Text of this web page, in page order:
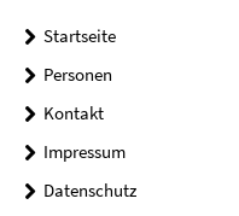
Startseite
Personen
Kontakt
Impressum
Datenschutz